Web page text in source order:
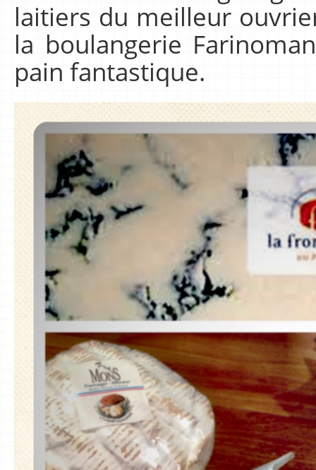
laitiers du meilleur
la boulangerie
pain fantastique.